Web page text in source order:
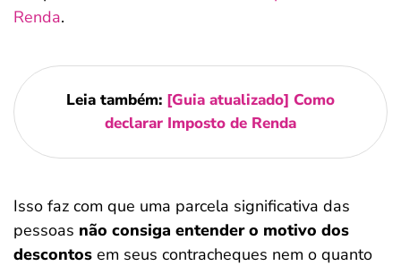
Renda.
Leia também: [Guia atualizado] Como
declarar Imposto de Renda
Isso faz com que uma parcela significativa das
pessoas não consiga entender o motivo dos
descontos em seus contracheques nem o quanto